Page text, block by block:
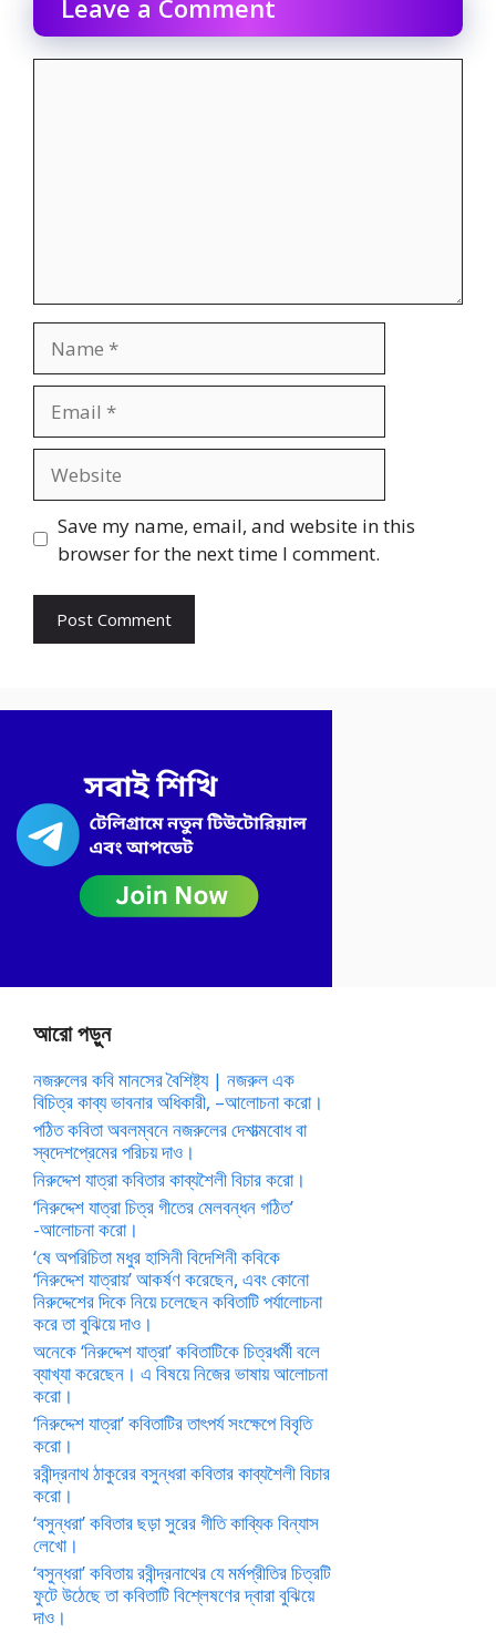
Leave a Comment
Save my name, email, and website in this
browser for the next time I comment.
আরো পড়ুন
নজরুলের কবি মানসের বৈশিষ্ট্য | নজরুল এক
বিচিত্র কাব্য ভাবনার অধিকারী, –আলোচনা করো।
পঠিত কবিতা অবলম্বনে নজরুলের দেশাত্মবোধ বা
স্বদেশপ্রেমের পরিচয় দাও।
নিরুদ্দেশ যাত্রা কবিতার কাব্যশৈলী বিচার করো।
‘নিরুদ্দেশ যাত্রা চিত্র গীতের মেলবন্ধন গঠিত’
-আলোচনা করো।
‘ষে অপরিচিতা মধুর হাসিনী বিদেশিনী কবিকে
‘নিরুদ্দেশ যাত্রায়’ আকর্ষণ করেছেন, এবং কোনো
নিরুদ্দেশের দিকে নিয়ে চলেছেন কবিতাটি পর্যালোচনা
করে তা বুঝিয়ে দাও।
অনেকে ‘নিরুদ্দেশ যাত্রা’ কবিতাটিকে চিত্রধর্মী বলে
ব্যাখ্যা করেছেন। এ বিষয়ে নিজের ভাষায় আলোচনা
করো।
‘নিরুদ্দেশ যাত্রা’ কবিতাটির তাৎপর্য সংক্ষেপে বিবৃতি
করো।
রবীন্দ্রনাথ ঠাকুরের বসুন্ধরা কবিতার কাব্যশৈলী বিচার
করো।
‘বসুন্ধরা’ কবিতার ছড়া সুরের গীতি কাব্যিক বিন্যাস
লেখো।
‘বসুন্ধরা’ কবিতায় রবীন্দ্রনাথের যে মর্মপ্রীতির চিত্রটি
ফুটে উঠেছে তা কবিতাটি বিশ্লেষণের দ্বারা বুঝিয়ে
দাও।